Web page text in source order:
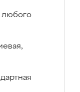
любого